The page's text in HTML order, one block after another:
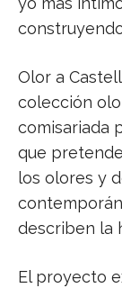
Olor a
colección
comisariada
que
los olores y
describen la
El proyecto